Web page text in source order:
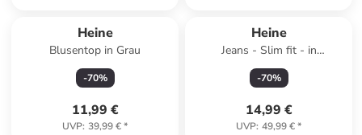
Heine
Blusentop in Grau
-70%
11,99 €
UVP: 39,99 €*
Heine
Jeans - Slim fit - in
Dunkelblau
-70%
14,99 €
UVP: 49,99 €*